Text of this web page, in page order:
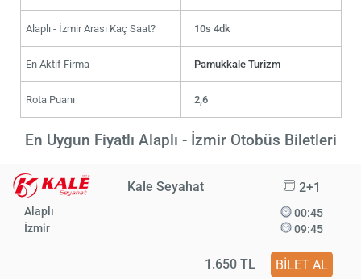
Alaplı - İzmir Arası Kaç Saat? 10s 4dk
En Aktif Firma Pamukkale Turizm
Rota Puanı 2,6
En Uygun Fiyatlı Alaplı - İzmir Otobüs Biletleri
Kale Seyahat 2+1
Alaplı
İzmir
00:45
09:45
1.650 TL BİLET AL